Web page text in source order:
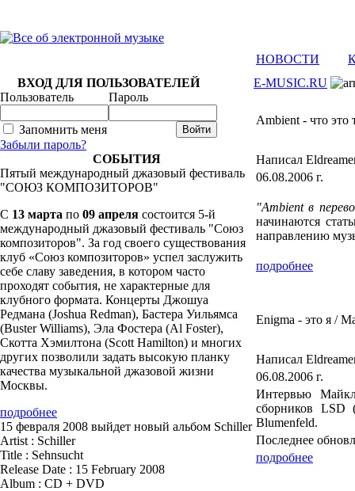
НОВОСТИ
ВХОД ДЛЯ ПОЛЬЗОВАТЕЛЕЙ
Пользователь
Пароль
Запомнить меня
Забыли пароль?
СОБЫТИЯ
Пятый международный джазовый фестиваль
"СОЮЗ КОМПОЗИТОРОВ"
C 13 марта по 09 апреля состоится 5-й
международный джазовый фестиваль "Союз
композиторов". За год своего существования
клуб «Союз композиторов» успел заслужить
себе славу заведения, в котором часто
проходят события, не характерные для
клубного формата. Концерты Джошуа
Редмана (Joshua Redman), Бастера Уильямса
(Buster Williams), Эла Фостера (Al Foster),
Скотта Хэмилтона (Scott Hamilton) и многих
других позволили задать высокую планку
качества музыкальной джазовой жизни
Москвы.
подробнее
15 февраля 2008 выйдет новый альбом Schiller
Artist : Schiller
Title : Sehnsucht
Release Date : 15 February 2008
Album : CD + DVD
E-MUSIC.RU
Ambient - что это
Написал
06.08.2006 г.
"Ambient в
начинаются
направлению
подробнее
Enigma - это я /
Написал
06.08.2006 г.
Интервью
сборников LSD
Blumenfeld.
Последнее
подробнее